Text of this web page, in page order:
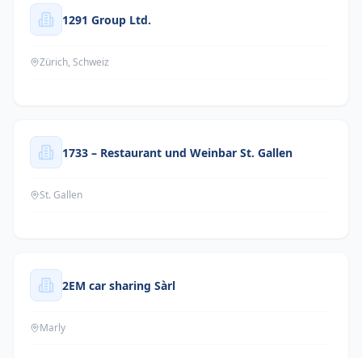
1291 Group Ltd.
Zürich, Schweiz
1733 – Restaurant und Weinbar St. Gallen
St. Gallen
2EM car sharing Sàrl
Marly